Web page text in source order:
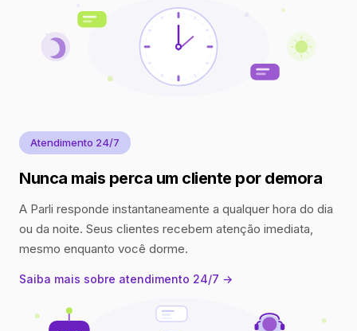
Atendimento 24/7
Nunca mais perca um cliente por demora
A Parli responde instantaneamente a qualquer hora do dia
ou da noite. Seus clientes recebem atenção imediata,
mesmo enquanto você dorme.
Saiba mais sobre atendimento 24/7 →